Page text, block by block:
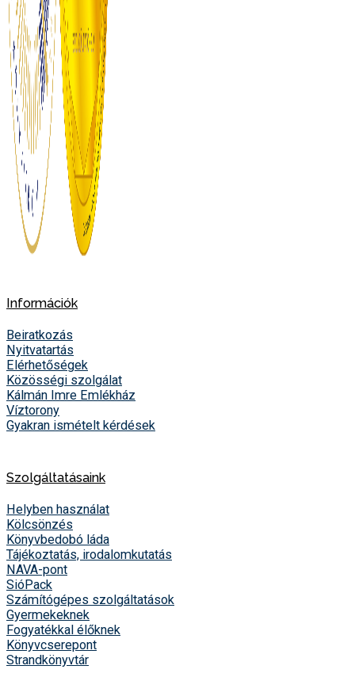
Információk
Beiratkozás
Nyitvatartás
Elérhetőségek
Közösségi szolgálat
Kálmán Imre Emlékház
Víztorony
Gyakran ismételt kérdések
Szolgáltatásaink
Helyben használat
Kölcsönzés
Könyvbedobó láda
Tájékoztatás, irodalomkutatás
NAVA-pont
SióPack
Számítógépes szolgáltatások
Gyermekeknek
Fogyatékkal élőknek
Könyvcserepont
Strandkönyvtár